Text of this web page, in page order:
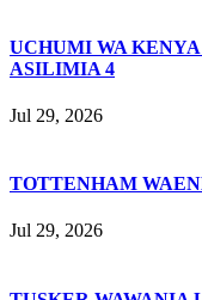
UCHUMI WA
ASILIMIA 4
Jul 29, 2026
TOTTENHAM
Jul 29, 2026